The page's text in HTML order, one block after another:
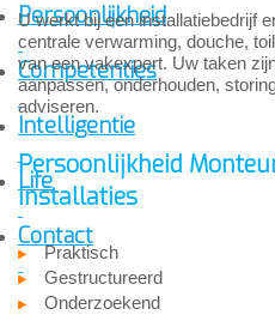
Persoonlijkheid
Competenties
Intelligentie
Life
Contact
U werkt bij een installatiebedrijf
centrale verwarming, douche,
van een vakexpert. Uw taken
aanpassen, onderhouden,
adviseren.
Persoonlijkheid
installaties
Praktisch
Gestructureerd
Onderzoekend